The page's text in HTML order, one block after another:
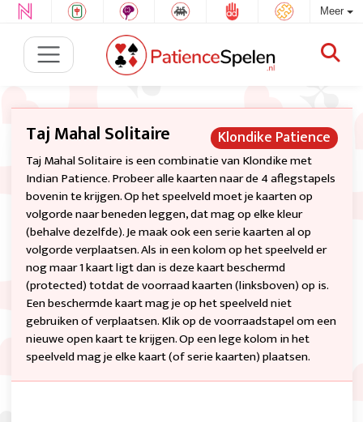
Meer
Klondike Patience
Taj Mahal Solitaire
Taj Mahal Solitaire is een combinatie van Klondike met
Indian Patience. Probeer alle kaarten naar de 4 aflegstapels
bovenin te krijgen. Op het speelveld moet je kaarten op
volgorde naar beneden leggen, dat mag op elke kleur
(behalve dezelfde). Je maak ook een serie kaarten al op
volgorde verplaatsen. Als in een kolom op het speelveld er
nog maar 1 kaart ligt dan is deze kaart beschermd
(protected) totdat de voorraad kaarten (linksboven) op is.
Een beschermde kaart mag je op het speelveld niet
gebruiken of verplaatsen. Klik op de voorraadstapel om een
nieuwe open kaart te krijgen. Op een lege kolom in het
speelveld mag je elke kaart (of serie kaarten) plaatsen.